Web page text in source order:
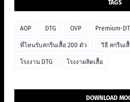
TAGS
AOP DTG OVP Premium-
ที่ไหนรับสกรีนเสื้อ 200 ตัว วิธี สกรีนเ
โรงงาน DTG โรงงาผลิตเสื้อ
DOWNLOAD